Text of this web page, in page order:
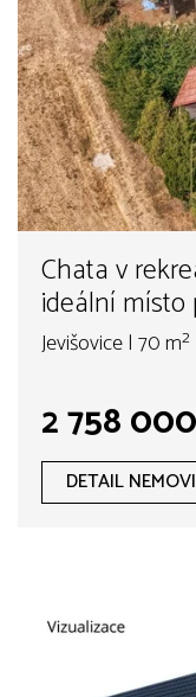
Chata v
ideální místo
víkendy
Jevišovice | 70 m²
2 758
DETAIL